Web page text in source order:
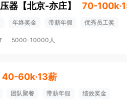
器 【北京-亦庄】 70-
年终奖金 带薪年假 优秀员工奖
5000-10000人
40-60k·13薪
团队聚餐 带薪年假 绩效奖金